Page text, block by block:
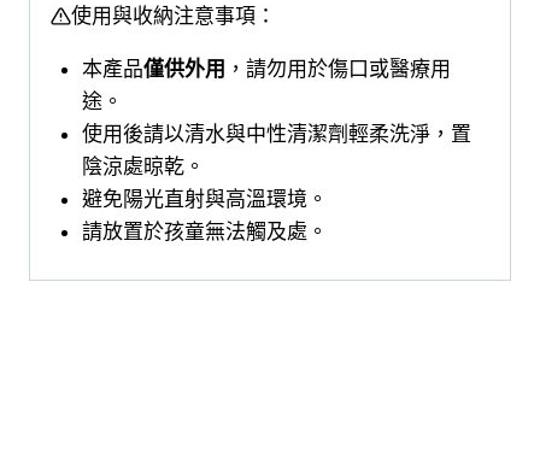
使用與收納注意事項：
本產品僅供外用 ，請勿用於傷口或醫療用
途。
使用後請以清水與中性清潔劑輕柔洗淨，置
陰涼處晾乾。
避免陽光直射與高溫環境。
請放置於孩童無法觸及處。